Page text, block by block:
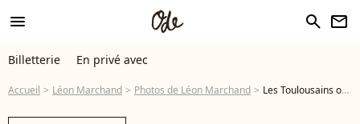
menu search newsletter
Billetterie En privé avec
Accueil Léon Marchand Photos de Léon Marchand Les Toulousains ont accueilli avec ferveur Léon Marchand, après sa performance aux Jeux Olympiques de Paris 2024 sur la place du Capitole le 18 septembre 2024. © Frédéric Maligne/Bestimage - Photo